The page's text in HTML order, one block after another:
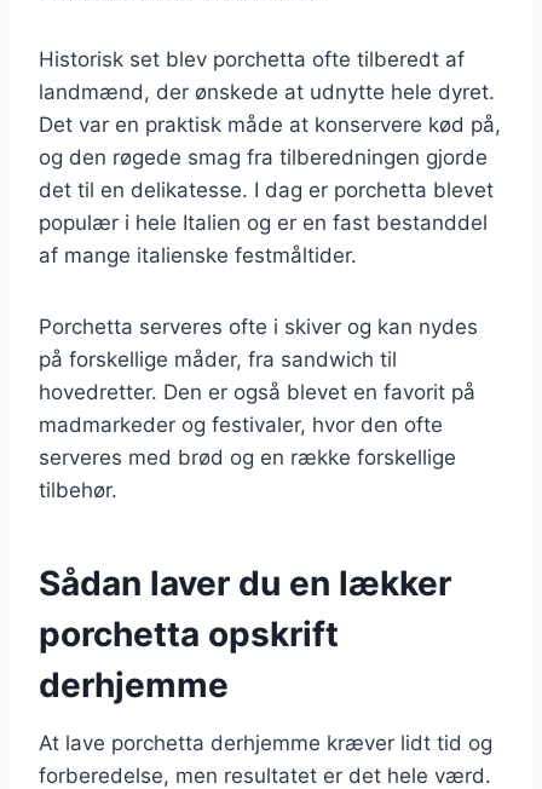
Historisk set blev porchetta ofte tilberedt af
landmænd, der ønskede at udnytte hele dyret.
Det var en praktisk måde at konservere kød på,
og den røgede smag fra tilberedningen gjorde
det til en delikatesse. I dag er porchetta blevet
populær i hele Italien og er en fast bestanddel
af mange italienske festmåltider.
Porchetta serveres ofte i skiver og kan nydes
på forskellige måder, fra sandwich til
hovedretter. Den er også blevet en favorit på
madmarkeder og festivaler, hvor den ofte
serveres med brød og en række forskellige
tilbehør.
Sådan laver du en lækker
porchetta opskrift
derhjemme
At lave porchetta derhjemme kræver lidt tid og
forberedelse, men resultatet er det hele værd.